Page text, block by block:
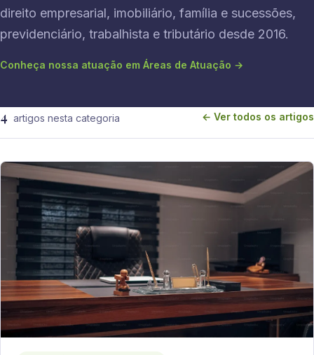
direito empresarial, imobiliário, família e sucessões,
previdenciário, trabalhista e tributário desde 2016.
Conheça nossa atuação em Áreas de Atuação →
4 artigos nesta categoria ← Ver todos os artigos